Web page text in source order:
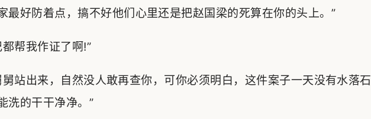
最好防着点，搞不好他们心里还是把赵国梁的死算在你的头上。”
帮我作证了啊!”
站出来，自然没人敢再查你，可你必须明白，这件案子一天没有水落石
洗的干干净净。”